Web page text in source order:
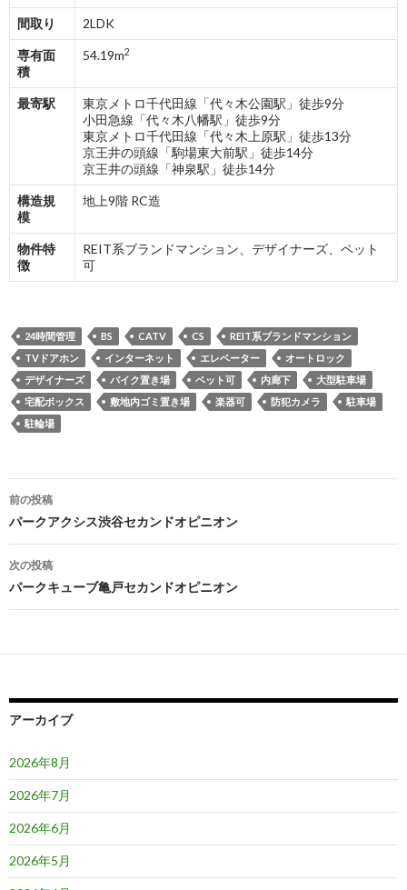
間取り 2LDK
専有面
積
54.19m2
最寄駅
東京メトロ千代田線「代々木公園駅」徒歩9分
小田急線「代々木八幡駅」徒歩9分
東京メトロ千代田線「代々木上原駅」徒歩13分
京王井の頭線「駒場東大前駅」徒歩14分
京王井の頭線「神泉駅」徒歩14分
構造規
模
地上9階 RC造
物件特
徴
REIT系ブランドマンション、デザイナーズ、ペット
可
24時間管理 BS CATV CS
REIT系ブランドマンション
TVドアホン
インターネット エレベーター
オートロック
デザイナーズ
バイク置き場 ペット可 内廊下
大型駐車場
宅配ボックス
敷地内ゴミ置き場 楽器可 防犯カメラ
駐車場
駐輪場
投
稿
ナ
ビ
ゲ
ー
ョ
前の投稿
パークアクシス渋谷セカンドオピニオン
次の投稿
パークキューブ亀戸セカンドオピニオン
アーカイブ
2026年8月
2026年7月
2026年6月
2026年5月